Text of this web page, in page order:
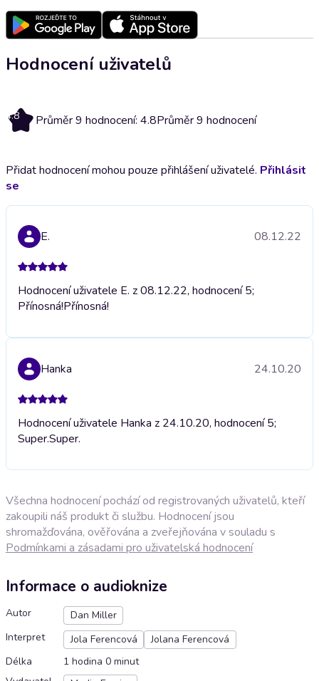
Hodnocení uživatelů
4.8 Průměr 9 hodnocení: 4.8Průměr 9 hodnocení
Přidat hodnocení mohou pouze přihlášení uživatelé. Přihlásit
se
E. 08.12.22
Hodnocení uživatele E. z 08.12.22, hodnocení 5;
Přínosná!Přínosná!
Hanka 24.10.20
Hodnocení uživatele Hanka z 24.10.20, hodnocení 5;
Super.Super.
Všechna hodnocení pochází od registrovaných uživatelů, kteří
zakoupili náš produkt či službu. Hodnocení jsou
shromažďována, ověřována a zveřejňována v souladu s
Podmínkami a zásadami pro uživatelská hodnocení
Informace o audioknize
Autor
Dan Miller
Interpret
Jola Ferencová
Jolana Ferencová
Délka
1 hodina 0 minut